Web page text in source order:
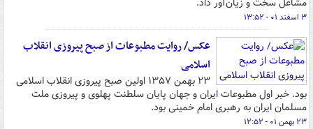
۳ اسفند ۰۱ - ۱۳:۵۲
عکس/ روایت مطبوعات از صبح پیروزی انقلاب
اسلامی
۲۳ بهمن ۱۳۵۷ اولین صبح پیروزی انقلاب اسلامی
بود. خبر اول مطبوعات ایران و جهان پایان سلطنت پهلوی و پیروزی ملت
مسلمان ایران به رهبری امام خمینی بود.
۲۳ بهمن ۰۱ - ۱۲:۵۲